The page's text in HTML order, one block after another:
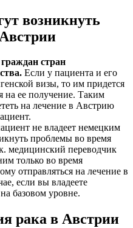
возникнуть
стран
Если у пациента и его
визы, то им придется
на ее получение. Таким
на лечение в Австрию
не владеет немецким
проблемы во время
медицинский переводчик
только во время
отправляться на лечение в
если вы владеете
базовом уровне.
рака в Австрии